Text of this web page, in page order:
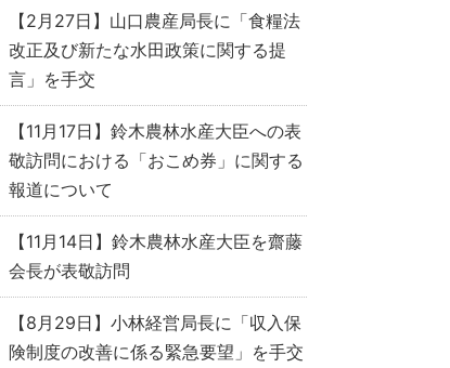
【2月27日】山口農産局長に「食糧法
改正及び新たな水田政策に関する提
言」を手交
【11月17日】鈴木農林水産大臣への表
敬訪問における「おこめ券」に関する
報道について
【11月14日】鈴木農林水産大臣を齋藤
会長が表敬訪問
【8月29日】小林経営局長に「収入保
険制度の改善に係る緊急要望」を手交